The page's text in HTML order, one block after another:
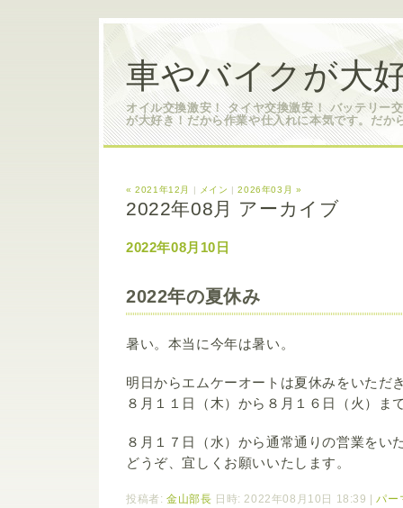
車やバイクが大
オイル交換激安！ タイヤ交換激安！ バッテリー
が大好き！だから作業や仕入れに本気です。だか
« 2021年12月 | メイン |2026年03月 »
2022年08月 アーカイブ
2022年08月10日
2022年の夏休み
暑い。本当に今年は暑い。
明日からエムケーオートは夏休みをいただ
８月１１日（木）から８月１６日（火）ま
８月１７日（水）から通常通りの営業をい
どうぞ、宜しくお願いいたします。
投稿者:金山部長 日時: 2022年08月10日 18:39
パー